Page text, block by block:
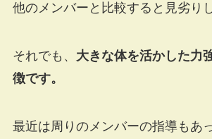
他のメンバーと比較すると見劣り
それでも、 大きな体を活かした力
徴です。
最近は周りのメンバーの指導もあ